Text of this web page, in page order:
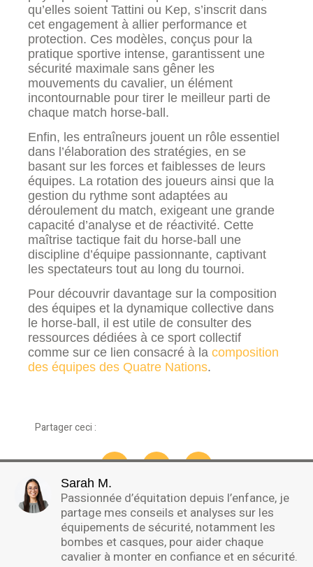
qu’elles soient Tattini ou Kep, s’inscrit dans
cet engagement à allier performance et
protection. Ces modèles, conçus pour la
pratique sportive intense, garantissent une
sécurité maximale sans gêner les
mouvements du cavalier, un élément
incontournable pour tirer le meilleur parti de
chaque match horse-ball.
Enfin, les entraîneurs jouent un rôle essentiel
dans l’élaboration des stratégies, en se
basant sur les forces et faiblesses de leurs
équipes. La rotation des joueurs ainsi que la
gestion du rythme sont adaptées au
déroulement du match, exigeant une grande
capacité d’analyse et de réactivité. Cette
maîtrise tactique fait du horse-ball une
discipline d’équipe passionnante, captivant
les spectateurs tout au long du tournoi.
Pour découvrir davantage sur la composition
des équipes et la dynamique collective dans
le horse-ball, il est utile de consulter des
ressources dédiées à ce sport collectif
comme sur ce lien consacré à la composition
des équipes des Quatre Nations.
Partager ceci :
Sarah M.
Passionnée d’équitation depuis l’enfance, je
partage mes conseils et analyses sur les
équipements de sécurité, notamment les
bombes et casques, pour aider chaque
cavalier à monter en confiance et en sécurité.